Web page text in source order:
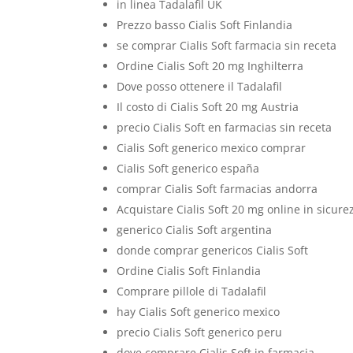
in linea Tadalafil UK
Prezzo basso Cialis Soft Finlandia
se comprar Cialis Soft farmacia sin receta
Ordine Cialis Soft 20 mg Inghilterra
Dove posso ottenere il Tadalafil
Il costo di Cialis Soft 20 mg Austria
precio Cialis Soft en farmacias sin receta
Cialis Soft generico mexico comprar
Cialis Soft generico españa
comprar Cialis Soft farmacias andorra
Acquistare Cialis Soft 20 mg online in
generico Cialis Soft argentina
donde comprar genericos Cialis Soft
Ordine Cialis Soft Finlandia
Comprare pillole di Tadalafil
hay Cialis Soft generico mexico
precio Cialis Soft generico peru